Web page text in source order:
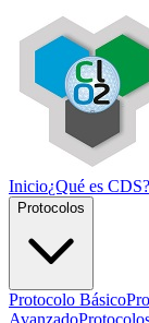
Inicio¿Qué es CDS?
Protocolos
Protocolo Básico
Avanzado